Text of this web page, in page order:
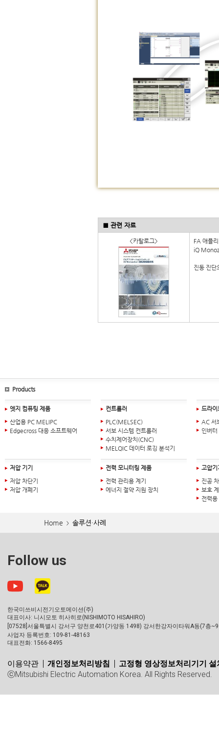
■ 관련 자료
<카탈로그>
FA 애플
iQ
진동 진단
Products
엣지 컴퓨팅 제품
산업용 PC MELIPC
Edgecross 대응 소프트웨어
컨트롤러
PLC(MELSEC)
서보 시스템 컨트롤러
수치제어장치(CNC)
MELQIC 데이터 로깅 분석기
드라이
AC 서
인버터
저압 기기
저압 차단기
저압 개폐기
전력 모니터링 제품
전력 관리용 계기
에너지 절약 지원 장치
고압기
진공
보호
전력용
Home > 솔루션·사례
Follow us
한국미쓰비시전기오토메이션(주)
대표이사: 니시모토 히사히로(NISHIMOTO HISAHIRO)
[07528]서울특별시 강서구 양천로401(가양동 1498) 강서한강자이타워A동(7층
사업자 등록번호: 109-81-48163
대표전화: 1566-8495
이용약관 개인정보처리방침
고정형 영상정보처리기기
ⓒMitsubishi Electric Automation Korea. All Rights Reserved.